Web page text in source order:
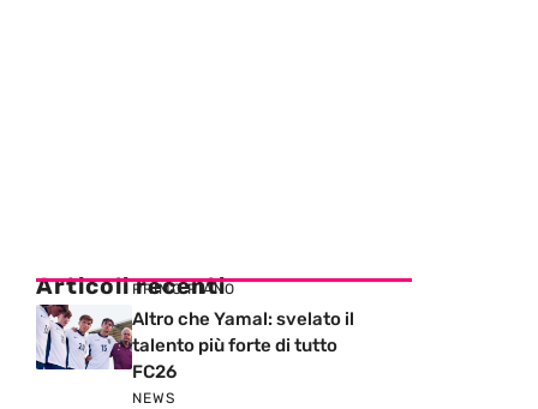
Articoli recenti
PRIMO PIANO
Altro che Yamal: svelato il
talento più forte di tutto
FC26
NEWS